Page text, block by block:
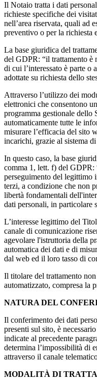
Il Notaio tratta i dati
richieste specifiche dei
nell’area riservata, quali ad
preventivo o per la richiesta
La base giuridica del
del GDPR: “il trattamento è
di cui l’interessato è parte o
adottate su richiesta dello
Attraverso l’utilizzo dei
elettronici che consentono
programma gestionale dello
automaticamente tutte le
misurare l’efficacia del sito
incarichi, grazie al sistema
In questo caso, la base
comma 1, lett. f) del GDPR:
perseguimento del legittimo
terzi, a condizione che non
libertà fondamentali
dati personali, in particolare
L’interesse legittimo del
canale di comunicazione
agevolare l'istruttoria della
automatica dei dati e di
dal web ed il loro tasso di
Il titolare del trattamento
automatizzato, compresa la
NATURA DEL
Il conferimento dei dati
presenti sul sito, è
indicate al precedente
determina l’impossibilità di
attraverso il canale
MODALITÀ DI